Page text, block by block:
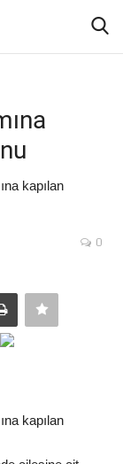
kapılan
0
kapılan